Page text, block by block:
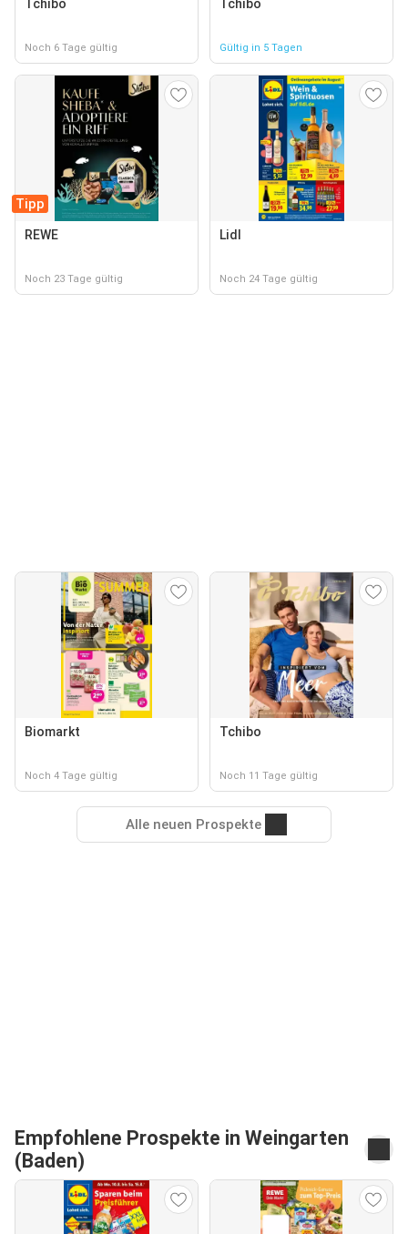
Tchibo
Noch 6 Tage gültig
Tchibo
Gültig in 5 Tagen
Tipp
REWE
Noch 23 Tage gültig
Lidl
Noch 24 Tage gültig
Biomarkt
Noch 4 Tage gültig
Tchibo
Noch 11 Tage gültig
Alle neuen Prospekte
Empfohlene Prospekte in Weingarten
(Baden)